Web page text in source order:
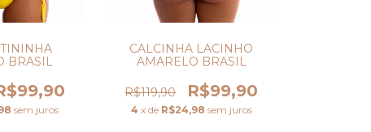
BRASIL
sem juros
CALCINHA LACINHO
AMARELO BRASIL
R$119,90 R$99,90
4 x de R$24,98 sem juros